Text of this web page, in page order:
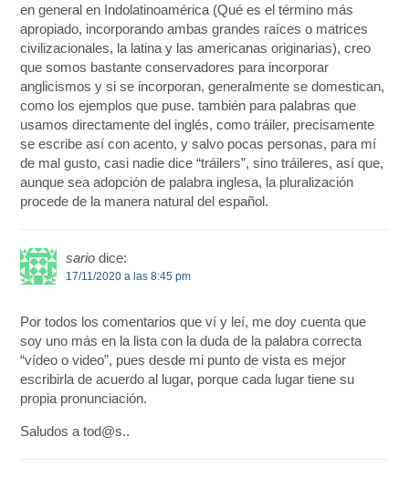
en general en Indolatinoamérica (Qué es el término más
apropiado, incorporando ambas grandes raíces o matrices
civilizacionales, la latina y las americanas originarias), creo
que somos bastante conservadores para incorporar
anglicismos y si se incorporan, generalmente se domestican,
como los ejemplos que puse. también para palabras que
usamos directamente del inglés, como tráiler, precisamente
se escribe así con acento, y salvo pocas personas, para mí
de mal gusto, casi nadie dice “tráilers”, sino tráileres, así que,
aunque sea adopción de palabra inglesa, la pluralización
procede de la manera natural del español.
sario dice:
17/11/2020 a las 8:45 pm
Por todos los comentarios que ví y leí, me doy cuenta que
soy uno más en la lista con la duda de la palabra correcta
“vídeo o video”, pues desde mi punto de vista es mejor
escribirla de acuerdo al lugar, porque cada lugar tiene su
propia pronunciación.
Saludos a tod@s..